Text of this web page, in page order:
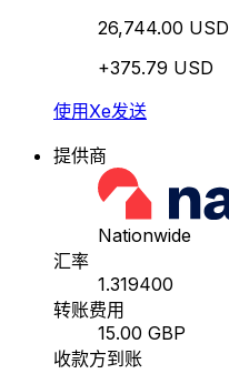
26,744.00 USD
+375.79 USD
使用Xe发送
提供商
Nationwide
汇率
1.319400
转账费用
15.00 GBP
收款方到账